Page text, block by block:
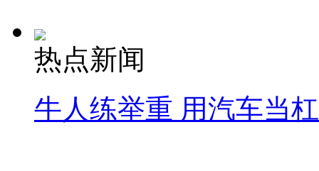
热点新闻
牛人练举重 用汽车当